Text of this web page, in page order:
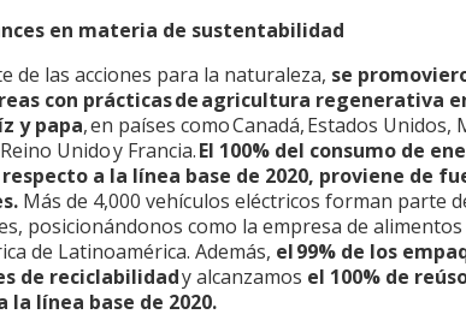
en materia de sustentabilidad
de las acciones para la naturaleza, se
con prácticas de agricultura regenerativa
y papa, en países como Canadá, Estados Unidos,
Unido y Francia.El 100% del consumo de
a la línea base de 2020, proviene de
Más de 4,000 vehículos eléctricos forman parte
posicionándonos como la empresa de
de Latinoamérica. Además, el 99% de los
de reciclabilidady alcanzamos el 100% de
la línea base de 2020.